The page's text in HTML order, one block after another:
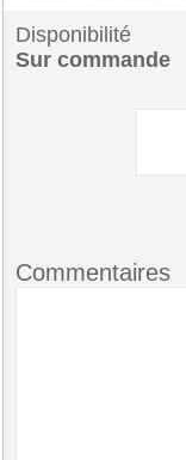
Disponibilité
Sur commande
Commentaires